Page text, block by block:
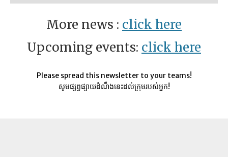
More news : click here
Upcoming events: click here
Please spread this newsletter to your teams!
សូមផ្សព្វផ្សាយដំណឹងនេះដល់ក្រុមរបស់អ្នក!